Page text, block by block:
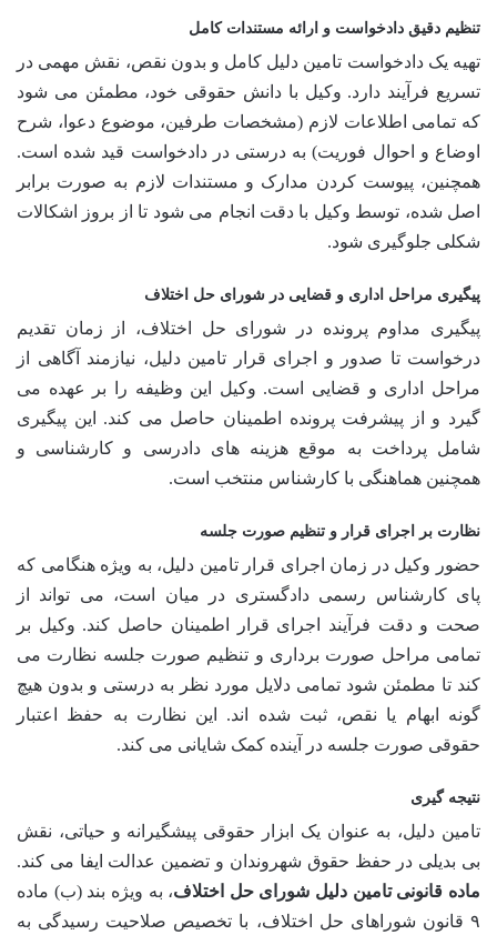
تنظیم دقیق دادخواست و ارائه مستندات کامل
تهیه یک دادخواست تامین دلیل کامل و بدون نقص، نقش مهمی در
تسریع فرآیند دارد. وکیل با دانش حقوقی خود، مطمئن می شود
که تمامی اطلاعات لازم (مشخصات طرفین، موضوع دعوا، شرح
اوضاع و احوال فوریت) به درستی در دادخواست قید شده است.
همچنین، پیوست کردن مدارک و مستندات لازم به صورت برابر
اصل شده، توسط وکیل با دقت انجام می شود تا از بروز اشکالات
شکلی جلوگیری شود.
پیگیری مراحل اداری و قضایی در شورای حل اختلاف
پیگیری مداوم پرونده در شورای حل اختلاف، از زمان تقدیم
درخواست تا صدور و اجرای قرار تامین دلیل، نیازمند آگاهی از
مراحل اداری و قضایی است. وکیل این وظیفه را بر عهده می
گیرد و از پیشرفت پرونده اطمینان حاصل می کند. این پیگیری
شامل پرداخت به موقع هزینه های دادرسی و کارشناسی و
همچنین هماهنگی با کارشناس منتخب است.
نظارت بر اجرای قرار و تنظیم صورت جلسه
حضور وکیل در زمان اجرای قرار تامین دلیل، به ویژه هنگامی که
پای کارشناس رسمی دادگستری در میان است، می تواند از
صحت و دقت فرآیند اجرای قرار اطمینان حاصل کند. وکیل بر
تمامی مراحل صورت برداری و تنظیم صورت جلسه نظارت می
کند تا مطمئن شود تمامی دلایل مورد نظر به درستی و بدون هیچ
گونه ابهام یا نقص، ثبت شده اند. این نظارت به حفظ اعتبار
حقوقی صورت جلسه در آینده کمک شایانی می کند.
نتیجه گیری
تامین دلیل، به عنوان یک ابزار حقوقی پیشگیرانه و حیاتی، نقش
بی بدیلی در حفظ حقوق شهروندان و تضمین عدالت ایفا می کند.
ماده قانونی تامین دلیل شورای حل اختلاف، به ویژه بند (ب) ماده
۹ قانون شوراهای حل اختلاف، با تخصیص صلاحیت رسیدگی به